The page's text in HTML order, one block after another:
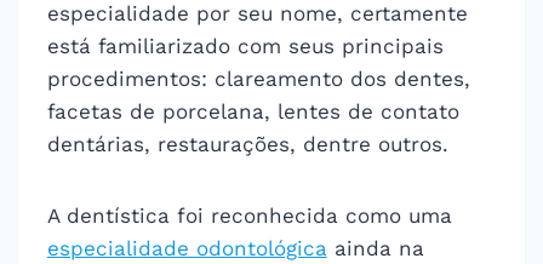
especialidade por seu nome, certamente
está familiarizado com seus principais
procedimentos: clareamento dos dentes,
facetas de porcelana, lentes de contato
dentárias, restaurações, dentre outros.
A dentística foi reconhecida como uma
especialidade odontológicaainda na